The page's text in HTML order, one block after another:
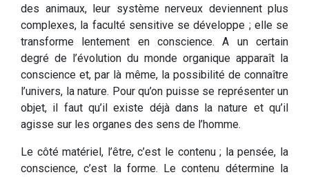
des animaux, leur système nerveux deviennent plus
complexes, la faculté sensitive se développe ; elle se
transforme lentement en conscience. A un certain
degré de l’évolution du monde organique apparaît la
conscience et, par là même, la possibilité de connaître
l’univers, la nature. Pour qu’on puisse se représenter un
objet, il faut qu’il existe déjà dans la nature et qu’il
agisse sur les organes des sens de l’homme.
Le côté matériel, l’être, c’est le contenu ; la pensée, la
conscience, c’est la forme. Le contenu détermine la